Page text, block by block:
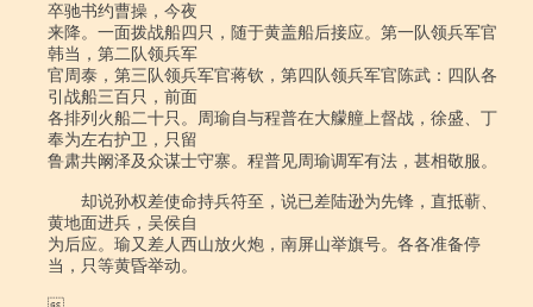
卒驰书约曹操，今夜
来降。一面拨战船四只，随于黄盖船后接应。第一队领兵军官
韩当，第二队领兵军
官周泰，第三队领兵军官蒋钦，第四队领兵军官陈武：四队各
引战船三百只，前面
各排列火船二十只。周瑜自与程普在大艨艟上督战，徐盛、丁
奉为左右护卫，只留
鲁肃共阚泽及众谋士守寨。程普见周瑜调军有法，甚相敬服。
却说孙权差使命持兵符至，说已差陆逊为先锋，直抵蕲、
黄地面进兵，吴侯自
为后应。瑜又差人西山放火炮，南屏山举旗号。各各准备停
当，只等黄昏举动。